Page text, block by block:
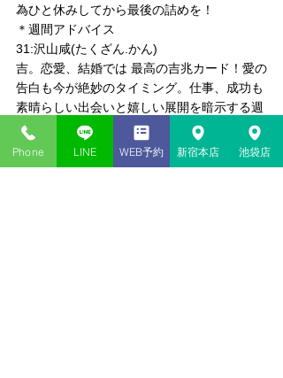
為ひと休みしてから最後の詰めを！
＊週間アドバイス
31:沢山咸(たくざん.かん)
吉。恋愛、結婚では 最高の吉兆カード！愛の
告白も今が絶妙のタイミング。仕事、成功も
素晴らしい出会いと嬉しい展開を暗示する週
となりそう！
Phone LINE WEB予約 新宿本店 池袋店